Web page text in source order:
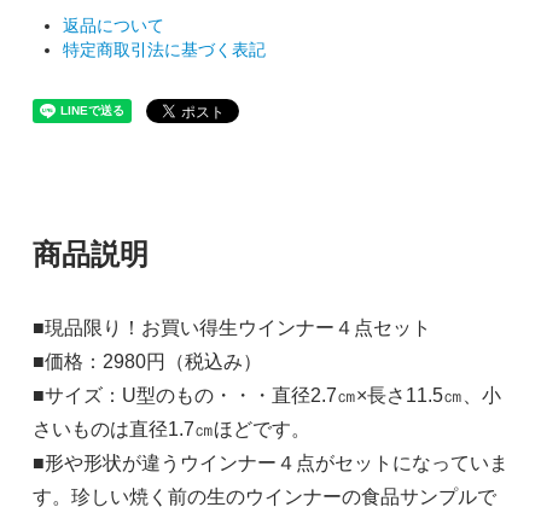
返品について
特定商取引法に基づく表記
商品説明
■現品限り！お買い得生ウインナー４点セット
■価格：2980円（税込み）
■サイズ：U型のもの・・・直径2.7㎝×長さ11.5㎝、小
さいものは直径1.7㎝ほどです。
■形や形状が違うウインナー４点がセットになっていま
す。珍しい焼く前の生のウインナーの食品サンプルで